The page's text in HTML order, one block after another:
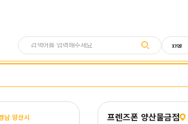
남 양산시 프렌즈폰 양산물금점